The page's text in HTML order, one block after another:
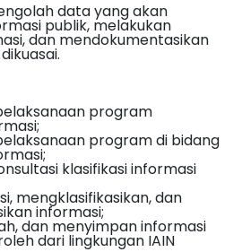
data yang akan
publik, melakukan
dan mendokumentasikan
program
program di bidang
klasifikasi informasi
mengklasifikasikan, dan
informasi;
dan menyimpan informasi
dari lingkungan IAIN